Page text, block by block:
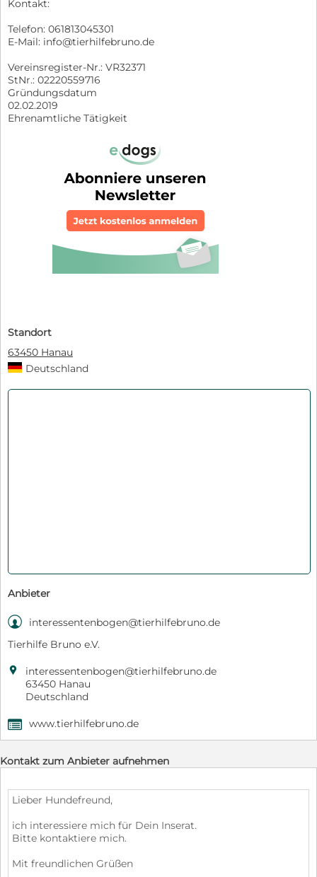
Kontakt:
Telefon: 061813045301
E-Mail: info@tierhilfebruno.de
Vereinsregister-Nr.: VR32371
StNr.: 02220559716
Gründungsdatum
02.02.2019
Ehrenamtliche Tätigkeit
Standort
63450 Hanau
Deutschland
Anbieter

interessentenbogen@tierhilfebruno.de
Tierhilfe Bruno e.V.

interessentenbogen@tierhilfebruno.de
63450 Hanau
Deutschland
, www.tierhilfebruno.de
Kontakt zum Anbieter aufnehmen